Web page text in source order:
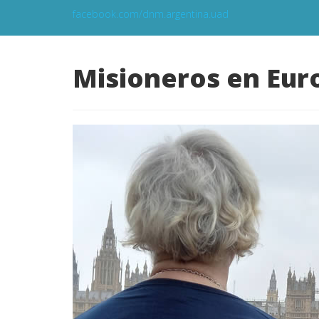
facebook.com/dnm.argentina.uad
Misioneros en